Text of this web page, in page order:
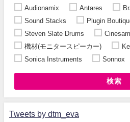
Audionamix
Antares
Sound Stacks
Plugin
Steven Slate Drums
機材(モニタースピーカー)
Sonica Instruments
Sonnox
検索
Tweets by dtm_eva